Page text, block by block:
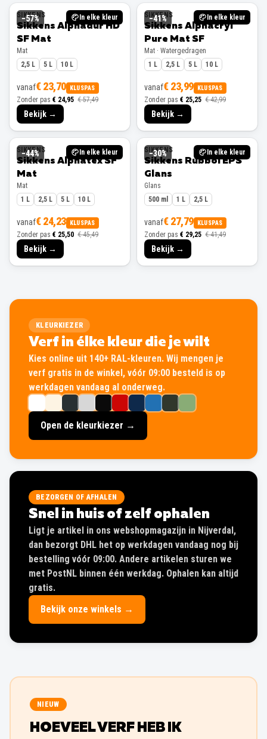
−57% In elke kleur
SIKKENS
Sikkens Alphadur HD
SF Mat
Mat
2,5 L
5 L 10 L
vanaf€ 23,70 KLUSPAS
Zonder pas € 24,95 € 57,49
Bekijk →
−41% In elke kleur
SIKKENS
Sikkens Alphacryl
Pure Mat SF
Mat · Watergedragen
1 L
2,5 L 5 L 10 L
vanaf€ 23,99 KLUSPAS
Zonder pas € 25,25 € 42,99
Bekijk →
−44% In elke kleur
SIKKENS
Sikkens Alphatex SF
Mat
Mat
1 L
2,5 L 5 L 10 L
vanaf€ 24,23 KLUSPAS
Zonder pas € 25,50 € 45,49
Bekijk →
−30% In elke kleur
SIKKENS
Sikkens Rubbol EPS
Glans
Glans
500 ml
1 L 2,5 L
vanaf€ 27,79 KLUSPAS
Zonder pas € 29,25 € 41,49
Bekijk →
KLEURKIEZER
Verf in élke kleur die je wilt
Kies online uit 140+ RAL-kleuren. Wij mengen je
verf gratis in de winkel, vóór 09:00 besteld is op
werkdagen vandaag al onderweg.
Open de kleurkiezer →
BEZORGEN OF AFHALEN
Snel in huis of zelf ophalen
Ligt je artikel in ons webshopmagazijn in Nijverdal,
dan bezorgt DHL het op werkdagen vandaag nog bij
bestelling vóór 09:00. Andere artikelen sturen we
met PostNL binnen één werkdag. Ophalen kan altijd
gratis.
Bekijk onze winkels →
NIEUW
HOEVEEL VERF HEB IK